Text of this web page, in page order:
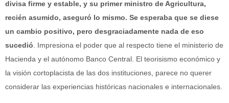
divisa firme y estable, y su primer ministro de Agricultura,
recién asumido, aseguró lo mismo. Se esperaba que se diese
un cambio positivo, pero desgraciadamente nada de eso
sucedió . Impresiona el poder que al respecto tiene el ministerio de
Hacienda y el autónomo Banco Central. El teorisismo económico y
la visión cortoplacista de las dos instituciones, parece no querer
considerar las experiencias históricas nacionales e internacionales.